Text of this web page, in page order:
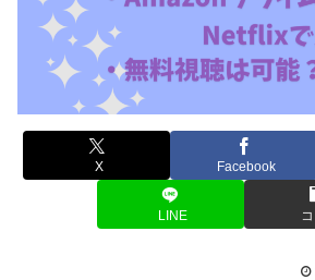
X Facebook
LINE